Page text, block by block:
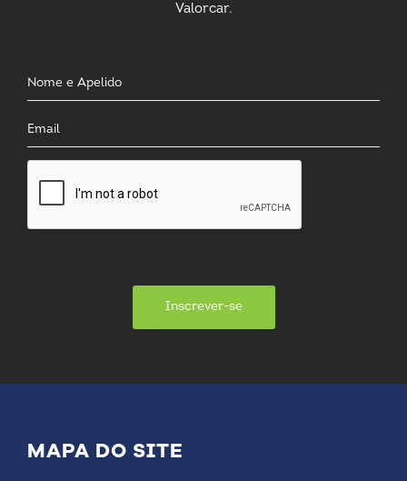
Valorcar.
Inscrever-se
MAPA DO SITE